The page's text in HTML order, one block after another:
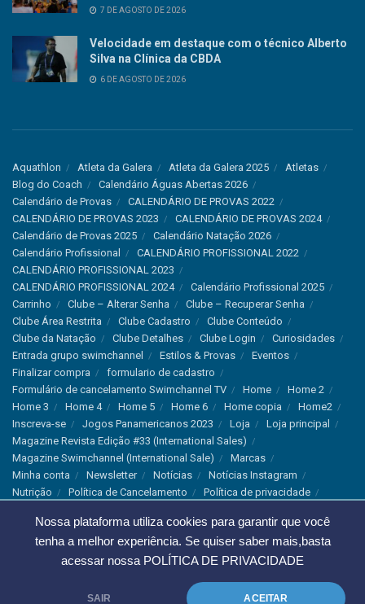
Nossa plataforma utiliza cookies para garantir que você
tenha a melhor experiência. Se quiser saber mais,basta
acessar nossa POLÍTICA DE PRIVACIDADE
SAIR ACEITAR
7 DE AGOSTO DE 2026
Velocidade em destaque com o técnico Alberto
Silva na Clínica da CBDA
6 DE AGOSTO DE 2026
Aquathlon Atleta da Galera Atleta da Galera 2025
Atletas
Blog do Coach
Calendário Águas Abertas 2026
Calendário de Provas
CALENDÁRIO DE PROVAS 2022
CALENDÁRIO DE PROVAS 2023
CALENDÁRIO DE PROVAS 2024
Calendário de Provas 2025
Calendário Natação 2026
Calendário Profissional
CALENDÁRIO PROFISSIONAL 2022
CALENDÁRIO PROFISSIONAL 2023
CALENDÁRIO PROFISSIONAL 2024
Calendário Profissional 2025
Carrinho
Clube – Alterar Senha
Clube – Recuperar Senha
Clube Área Restrita
Clube Cadastro
Clube Conteúdo
Clube da Natação
Clube Detalhes Clube Login
Curiosidades
Entrada grupo swimchannel
Estilos & Provas
Eventos
Finalizar compra
formulario de cadastro
Formulário de cancelamento Swimchannel TV
Home
Home 2
Home 3
Home 4 Home 5 Home 6 Home copia
Home2
Inscreva-se
Jogos Panamericanos 2023 Loja
Loja principal
Magazine Revista Edição #33 (International Sales)
Magazine Swimchannel (International Sale)
Marcas
Minha conta
Newsletter Notícias
Notícias Instagram
Nutrição
Política de Cancelamento
Política de privacidade
Recordes & Rankings
Revistas Saúde
Sobre Nós
Swimchannel
Thank You Treino
Troca e Devolução
Troca, Devolução e Cancelamentos
© 2023 Swimchannel Todos os Direitos Reservados - Premium Websites